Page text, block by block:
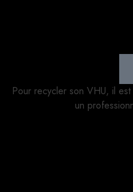
Pour recycler son VHU, il
un